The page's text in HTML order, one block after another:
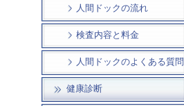
人間ドックの流れ
検査内容と料金
人間ドックのよくある質問
健康診断